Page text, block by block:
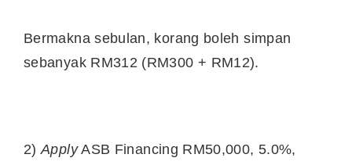
Bermakna sebulan, korang boleh simpan
sebanyak RM312 (RM300 + RM12).
2)ApplyASB Financing RM50,000, 5.0%,